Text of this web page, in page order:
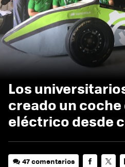
Los
creado un
eléctrico desde
47 comentarios